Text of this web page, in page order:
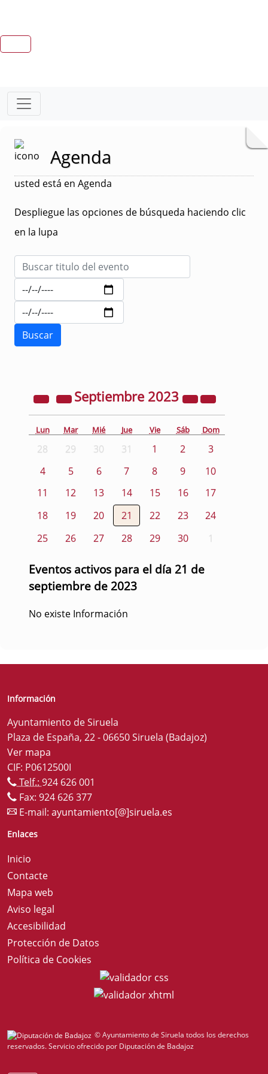
Agenda
usted está en Agenda
Despliegue las opciones de búsqueda haciendo clic
en la lupa
Septiembre 2023
Lun Mar Mié Jue Vie Sáb Dom
28 29 30 31 1 2
3
4
5 6 7 8 9
10
11
12 13 14 15 16
17
18
19 20 21 22 23
24
25
26 27 28 29 30 1
Eventos activos para el día 21 de
septiembre de 2023
No existe Información
Información
Ayuntamiento de Siruela
Plaza de España, 22 - 06650 Siruela (Badajoz)
Ver mapa
CIF: P0612500I
Telf.: 924 626 001
Fax: 924 626 377
E-mail: ayuntamiento[@]siruela.es
Enlaces
Inicio
Contacte
Mapa web
Aviso legal
Accesibilidad
Protección de Datos
Política de Cookies
© Ayuntamiento de Siruela todos los derechos
reservados.Servicio ofrecido por Diputación de Badajoz